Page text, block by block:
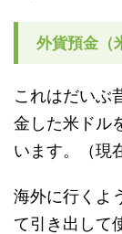
外貨預金（
これはだいぶ
金した米ドル
います。（現
海外に行くよ
て引き出して